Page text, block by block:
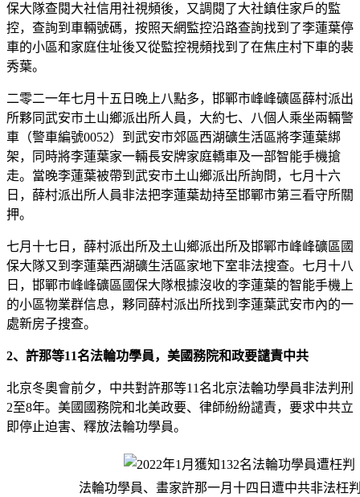
保大隊查閱大社信用社視頻後，又調閱了大社鎮住家戶的監
控，查詢到車輛號碼，按照天網監控沿路查詢找到了李蓮葉停
車的小區和家庭住址後又從監控視頻找到了在焦庄村下車的裴
秀葉。
二零二一年七月十五日晚上八點多，邯鄲市峰峰礦區薛村派出
所夥同武安市土山鄉派出所人員，大約七、八個人乘坐兩輛警
車（警車編號0052）到武安市郊區西湖礦生活區將李蓮葉綁
架，同時將李蓮葉家一輛長安牌家庭轎車及一部智能手機搶
走。當晚李蓮葉被帶到武安市土山鄉派出所詢問，七月十六
日，薛村派出所人員非法把李蓮葉劫持至邯鄲市第三看守所關
押。
七月十七日，薛村派出所及土山鄉派出所及邯鄲市峰峰礦區國
保大隊又到李蓮葉西湖礦生活區家地下室非法搜查。七月十八
日，邯鄲市峰峰礦區國保大隊根據沒收的李蓮葉的智能手機上
的小區物業群信息，夥同薛村派出所找到李蓮葉武安市內的一
處新房子搜查。
2、許那等11名法輪功學員，美國務院和政要譴責中共
北京冬奧會前夕，中共對許那等11名北京法輪功學員非法判刑
2至8年。美國國務院和北美政要、律師紛紛譴責，要求中共立
即停止迫害、釋放法輪功學員。
法輪功學員、畫家許那一月十四日遭中共非法枉